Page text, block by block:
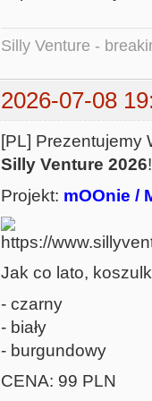
Silly Venture -
2026-07-08
[PL]
Silly Venture 2026!
Projekt: mOOnie /
Jak co lato,
- czarny
- biały
- burgundowy
CENA: 99 PLN